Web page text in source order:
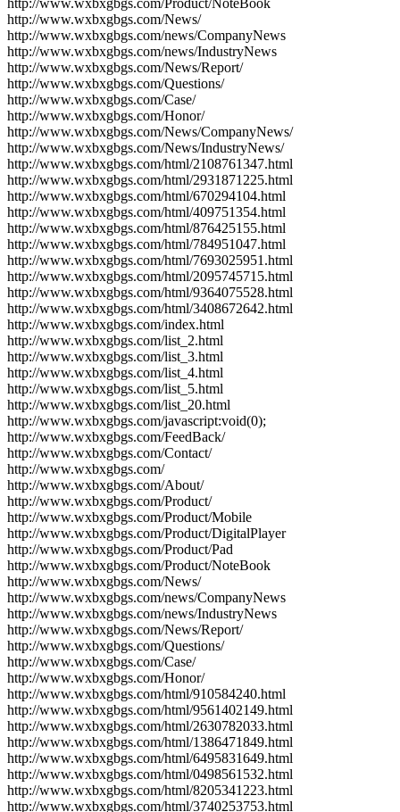
http://www.wxbxgbgs.com/News/
http://www.wxbxgbgs.com/news/CompanyNews
http://www.wxbxgbgs.com/news/IndustryNews
http://www.wxbxgbgs.com/News/Report/
http://www.wxbxgbgs.com/Questions/
http://www.wxbxgbgs.com/Case/
http://www.wxbxgbgs.com/Honor/
http://www.wxbxgbgs.com/News/CompanyNews/
http://www.wxbxgbgs.com/News/IndustryNews/
http://www.wxbxgbgs.com/html/2108761347.html
http://www.wxbxgbgs.com/html/2931871225.html
http://www.wxbxgbgs.com/html/670294104.html
http://www.wxbxgbgs.com/html/409751354.html
http://www.wxbxgbgs.com/html/876425155.html
http://www.wxbxgbgs.com/html/784951047.html
http://www.wxbxgbgs.com/html/7693025951.html
http://www.wxbxgbgs.com/html/2095745715.html
http://www.wxbxgbgs.com/html/9364075528.html
http://www.wxbxgbgs.com/html/3408672642.html
http://www.wxbxgbgs.com/index.html
http://www.wxbxgbgs.com/list_2.html
http://www.wxbxgbgs.com/list_3.html
http://www.wxbxgbgs.com/list_4.html
http://www.wxbxgbgs.com/list_5.html
http://www.wxbxgbgs.com/list_20.html
http://www.wxbxgbgs.com/javascript:void(0);
http://www.wxbxgbgs.com/FeedBack/
http://www.wxbxgbgs.com/Contact/
http://www.wxbxgbgs.com/
http://www.wxbxgbgs.com/About/
http://www.wxbxgbgs.com/Product/
http://www.wxbxgbgs.com/Product/Mobile
http://www.wxbxgbgs.com/Product/DigitalPlayer
http://www.wxbxgbgs.com/Product/Pad
http://www.wxbxgbgs.com/Product/NoteBook
http://www.wxbxgbgs.com/News/
http://www.wxbxgbgs.com/news/CompanyNews
http://www.wxbxgbgs.com/news/IndustryNews
http://www.wxbxgbgs.com/News/Report/
http://www.wxbxgbgs.com/Questions/
http://www.wxbxgbgs.com/Case/
http://www.wxbxgbgs.com/Honor/
http://www.wxbxgbgs.com/html/910584240.html
http://www.wxbxgbgs.com/html/9561402149.html
http://www.wxbxgbgs.com/html/2630782033.html
http://www.wxbxgbgs.com/html/1386471849.html
http://www.wxbxgbgs.com/html/6495831649.html
http://www.wxbxgbgs.com/html/0498561532.html
http://www.wxbxgbgs.com/html/8205341223.html
http://www.wxbxgbgs.com/html/3740253753.html